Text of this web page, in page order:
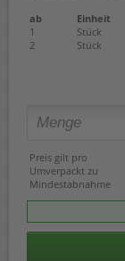
ab Einheit
1
Stück
2
Stück
Preis gilt pro
Umverpackt zu
Mindestabnahme